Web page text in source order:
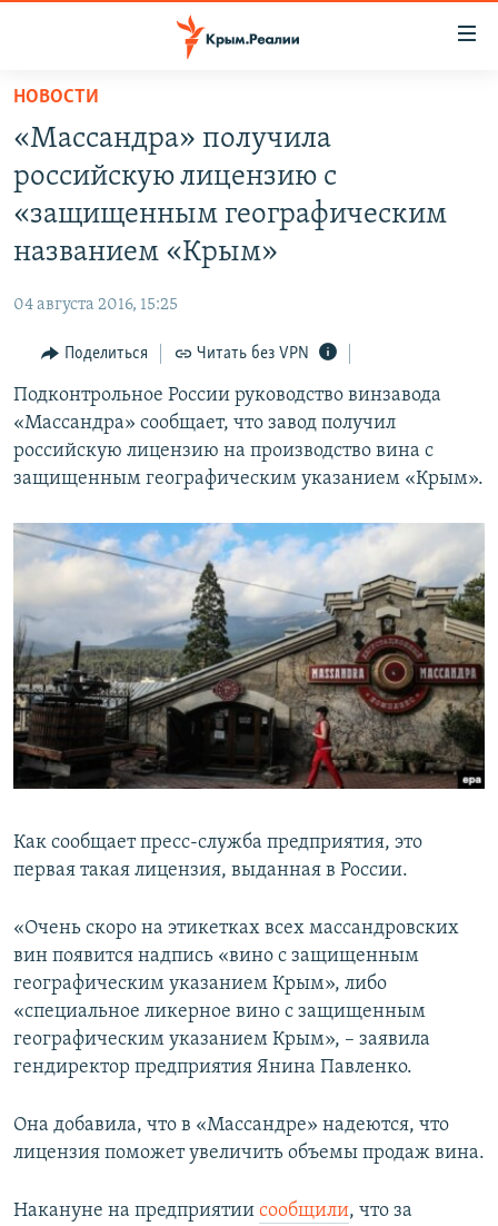
Вернуться
основному
содержанию
Вернутся
главной
Вернутся
поиску
СПЕЦПРОЕКТЫ
КАРТА ВОЕННЫХ ОБЪЕКТОВ КРЫМА
ВОДА
ИНТЕРАКТИВ
ИНФОГРАФИКА
ТЕЛЕПРОЕКТ КРЫМ.РЕАЛИИ
СОВЕТЫ ПРАВОЗАЩИТНИКОВ
ПРОПАВШИЕ БЕЗ ВЕСТИ
ПОБЕДИТЕЛЕЙ НЕ СУДЯТ?
КРЫМ.НЕПОКОРЕННЫЙ
ELIFBE
УКРАИНСКАЯ ПРОБЛЕМА КРЫМА
РАДІО СВОБОДА
КАК ОБОЙТИ БЛОКИРОВКУ
Українською
Qırımtatar
Все сайты RFE/RL
НОВОСТИ
«Массандра» получила
российскую лицензию с
«защищенным географическим
названием «Крым»
04 августа 2016, 15:25
Поделиться Читать без VPN
Подконтрольное России руководство винзавода
«Массандра» сообщает, что завод получил
российскую лицензию на производство вина с
защищенным географическим указанием «Крым».
Как сообщает пресс-служба предприятия, это
первая такая лицензия, выданная в России.
«Очень скоро на этикетках всех массандровских
вин появится надпись «вино с защищенным
географическим указанием Крым», либо
«специальное ликерное вино с защищенным
географическим указанием Крым», – заявила
гендиректор предприятия Янина Павленко.
Она добавила, что в «Массандре» надеются, что
лицензия поможет увеличить объемы продаж вина.
Накануне на предприятии сообщили, что за